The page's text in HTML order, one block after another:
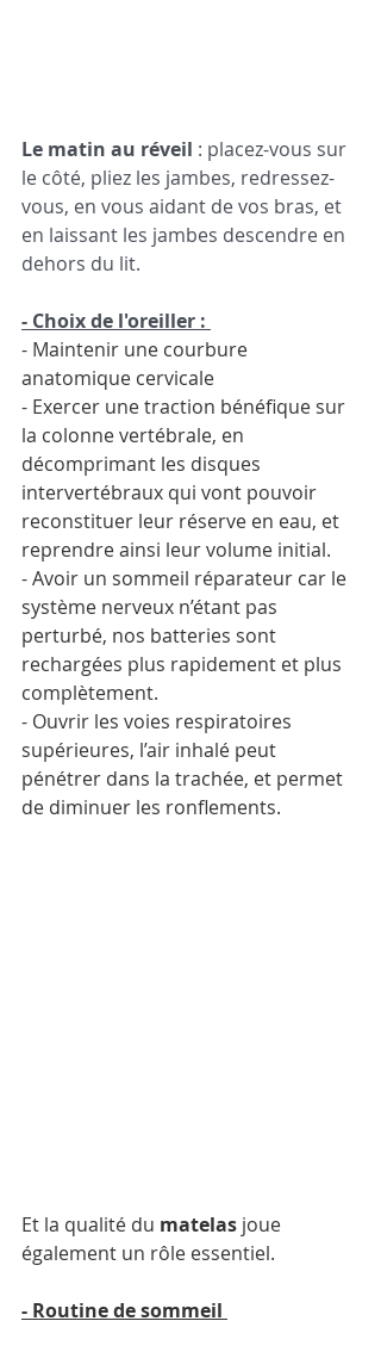
Le matin au réveil : placez-vous sur
le côté, pliez les jambes, redressez-
vous, en vous aidant de vos bras, et
en laissant les jambes descendre en
dehors du lit.
- Choix de l'oreiller :
- Maintenir une courbure
anatomique cervicale
- Exercer une traction bénéfique sur
la colonne vertébrale, en
décomprimant les disques
intervertébraux qui vont pouvoir
reconstituer leur réserve en eau, et
reprendre ainsi leur volume initial.
- Avoir un sommeil réparateur car le
système nerveux n’étant pas
perturbé, nos batteries sont
rechargées plus rapidement et plus
complètement.
- Ouvrir les voies respiratoires
supérieures, l’air inhalé peut
pénétrer dans la trachée, et permet
de diminuer les ronflements.
Et la qualité du matelas joue
également un rôle essentiel.
- Routine de sommeil